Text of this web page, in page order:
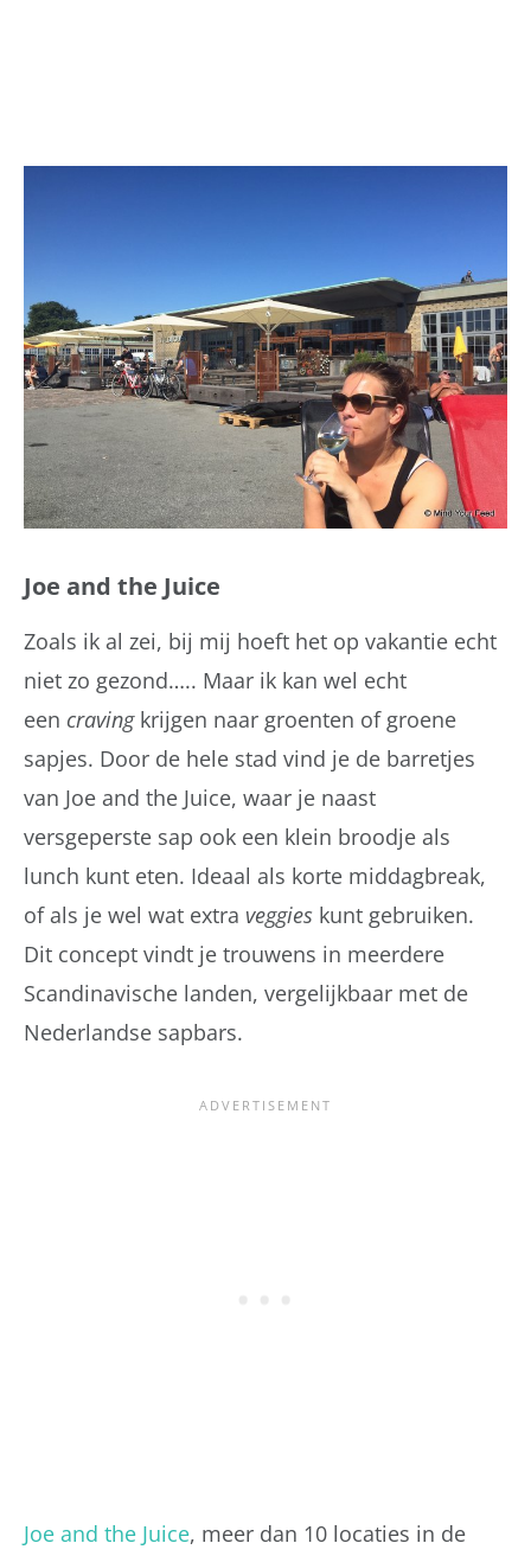
Joe and the Juice
Zoals ik al zei, bij mij hoeft het op vakantie echt
niet zo gezond….. Maar ik kan wel echt
een cravingkrijgen naar groenten of groene
sapjes. Door de hele stad vind je de barretjes
van Joe and the Juice, waar je naast
versgeperste sap ook een klein broodje als
lunch kunt eten. Ideaal als korte middagbreak,
of als je wel wat extra veggies kunt gebruiken.
Dit concept vindt je trouwens in meerdere
Scandinavische landen, vergelijkbaar met de
Nederlandse sapbars.
Joe and the Juice, meer dan 10 locaties in de